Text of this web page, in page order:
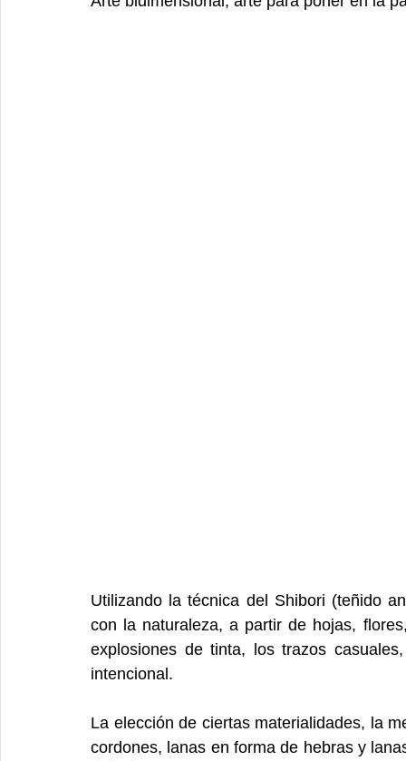
Utilizando la técnica del Shibori (teñido
con la naturaleza, a partir de hojas,
explosiones de tinta, los trazos
intencional.
La elección de ciertas materialidades, la
cordones, lanas en forma de hebras y